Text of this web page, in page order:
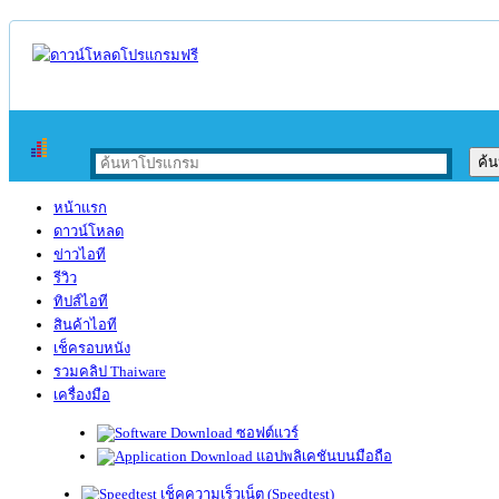
หน้าแรก
ดาวน์โหลด
ข่าวไอที
รีวิว
ทิปส์ไอที
สินค้าไอที
เช็ครอบหนัง
รวมคลิป Thaiware
เครื่องมือ
ซอฟต์แวร์
แอปพลิเคชันบนมือถือ
เช็คความเร็วเน็ต (Speedtest)